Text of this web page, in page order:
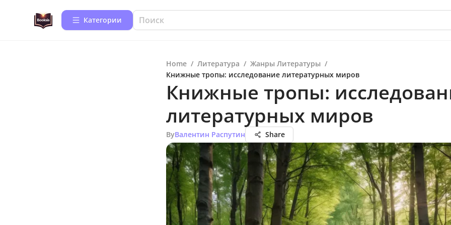
Категории
Home / Литература / Жанры Литературы /
Книжные тропы: исследование литературных миров
Книжные тропы:
литературных миров
ByВалентин Распутин Share